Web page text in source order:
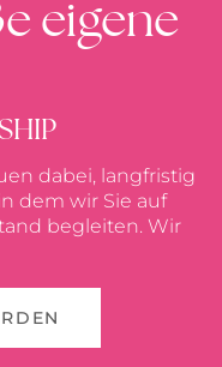
eigene
dabei, langfristig
dem wir Sie auf
begleiten. Wir